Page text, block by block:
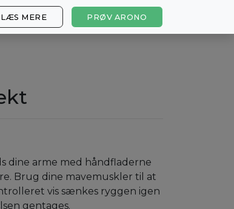
LÆS MERE PRØV ARONO
dine arme med håndfladerne
Brug dine mavemuskler til at
vis sænkes ryggen igen
gentages.